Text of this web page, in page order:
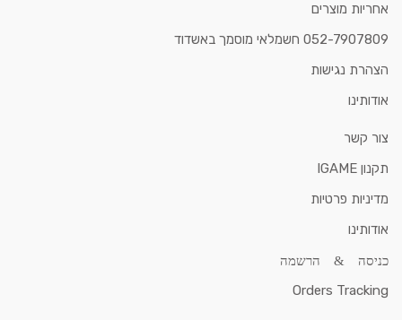
אחריות מוצרים
052-7907809 חשמלאי מוסמך באשדוד
הצהרת נגישות
אודותינו
צור קשר
תקנון IGAME
מדיניות פרטיות
אודותינו
כניסה & הרשמה
Orders Tracking